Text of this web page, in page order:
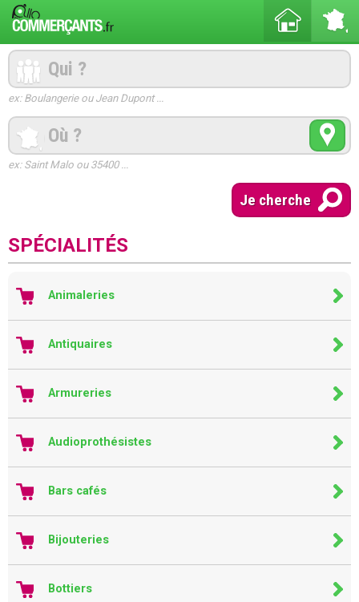
ex: Boulangerie ou Jean Dupont ...
ex: Saint Malo ou 35400 ...
SPÉCIALITÉS
Animaleries
Antiquaires
Armureries
Audioprothésistes
Bars cafés
Bijouteries
Bottiers